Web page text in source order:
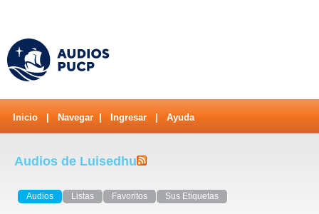
Inicio Navegar Ingresar Ayuda
Audios de Luisedhu
Audios Listas Favoritos Sus Etiquetas